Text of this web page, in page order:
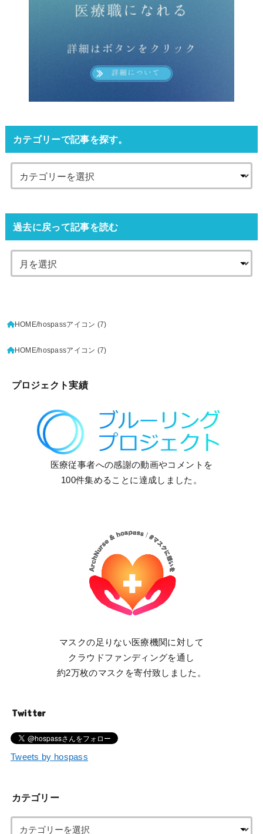
カテゴリーで記事を探す。
過去に戻って記事を読む
HOME hospassアイコン (7)
HOME hospassアイコン (7)
プロジェクト実績
医療従事者への感謝の動画やコメントを
100件集めることに達成しました。
マスクの足りない医療機関に対して
クラウドファンディングを通し
約2万枚のマスクを寄付致しました。
Twitter
Tweets by hospass
カテゴリー